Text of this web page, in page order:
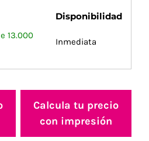
Disponibilidad
13.000
Inmediata
Calcula tu precio
con impresión